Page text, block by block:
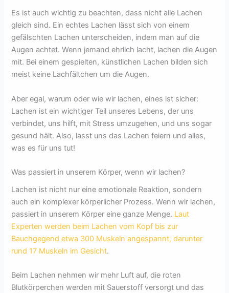
Es ist auch wichtig zu beachten, dass nicht alle Lachen
gleich sind. Ein echtes Lachen lässt sich von einem
gefälschten Lachen unterscheiden, indem man auf die
Augen achtet. Wenn jemand ehrlich lacht, lachen die Augen
mit. Bei einem gespielten, künstlichen Lachen bilden sich
meist keine Lachfältchen um die Augen.
Aber egal, warum oder wie wir lachen, eines ist sicher:
Lachen ist ein wichtiger Teil unseres Lebens, der uns
verbindet, uns hilft, mit Stress umzugehen, und uns sogar
gesund hält. Also, lasst uns das Lachen feiern und alles,
was es für uns tut!
Was passiert in unserem Körper, wenn wir lachen?
Lachen ist nicht nur eine emotionale Reaktion, sondern
auch ein komplexer körperlicher Prozess. Wenn wir lachen,
passiert in unserem Körper eine ganze Menge. Laut
Experten werden beim Lachen vom Kopf bis zur
Bauchgegend etwa 300 Muskeln angespannt, darunter
rund 17 Muskeln im Gesicht.
Beim Lachen nehmen wir mehr Luft auf, die roten
Blutkörperchen werden mit Sauerstoff versorgt und das